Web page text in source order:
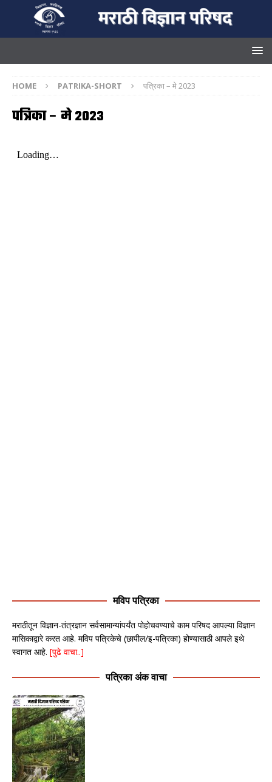
HOME PATRIKA-SHORT पत्रिका – मे 2023
पत्रिका – मे 2023
मविप पत्रिका
मराठीतून विज्ञान-तंत्रज्ञान सर्वसामान्यांपर्यंत पोहोचवण्याचे काम परिषद आपल्या विज्ञान
मासिकाद्वारे करत आहे. मविप पत्रिकेचे (छापील/इ-पत्रिका) होण्यासाठी आपले इथे
स्वागत आहे. [पुढे वाचा..]
पत्रिका अंक वाचा